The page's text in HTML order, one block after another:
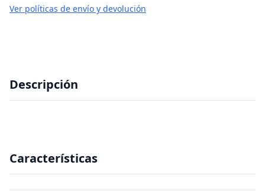
Ver políticas de envío y devolución
Descripción
Características